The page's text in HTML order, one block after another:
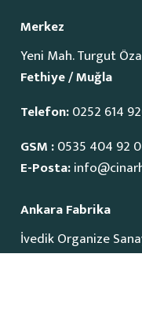
Merkez
Yeni Mah. Turgut
Fethiye / Muğla
Telefon:0252 614
GSM :0535 404 92
E-Posta:
Ankara Fabrika
İvedik Organize
1515 Cadde No:23